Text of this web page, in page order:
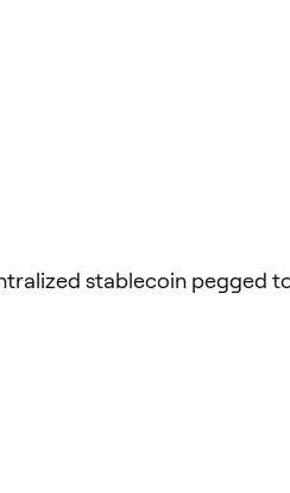
stablecoin pegged